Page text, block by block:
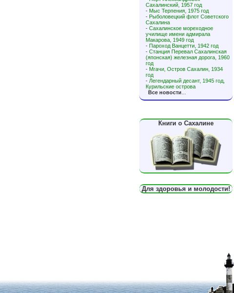
Сахалинский, 1957 год
- Мыс Терпения, 1975 год
- Рыболовецкий флот Советского
Сахалина
- Сахалинское мореходное
училище имени адмирала
Макарова, 1949 год
- Пароход Ванцетти, 1942 год
- Станция Перевал Сахалинская
(японская) железная дорога, 1960
год
- Мгачи, Остров Сахалин, 1934
год
- Легендарный десант, 1945 год,
Курильские острова
Все новости
Книги о Сахалине
Для здоровья и молодости!